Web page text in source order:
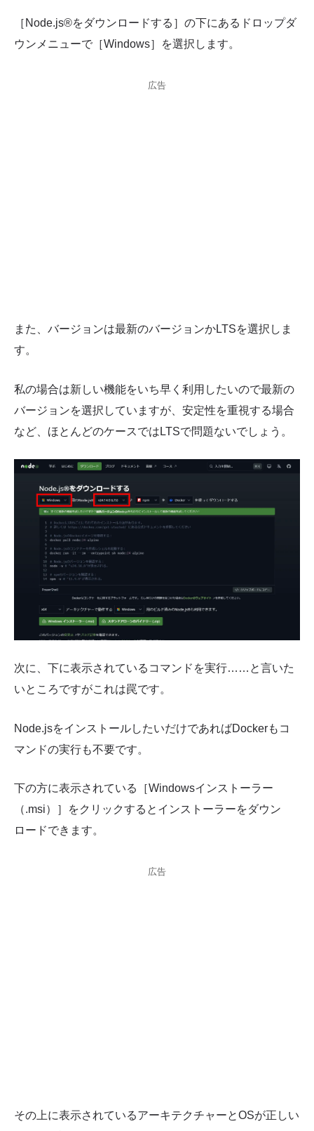
［Node.js®をダウンロードする］の下にあるドロップダ
ウンメニューで［Windows］を選択します。
広告
また、バージョンは最新のバージョンかLTSを選択しま
す。
私の場合は新しい機能をいち早く利用したいので最新の
バージョンを選択していますが、安定性を重視する場合
など、ほとんどのケースではLTSで問題ないでしょう。
次に、下に表示されているコマンドを実行……と言いた
いところですがこれは罠です。
Node.jsをインストールしたいだけであればDockerもコ
マンドの実行も不要です。
下の方に表示されている［Windowsインストーラー
（.msi）］をクリックするとインストーラーをダウン
ロードできます。
広告
その上に表示されているアーキテクチャーとOSが正しい